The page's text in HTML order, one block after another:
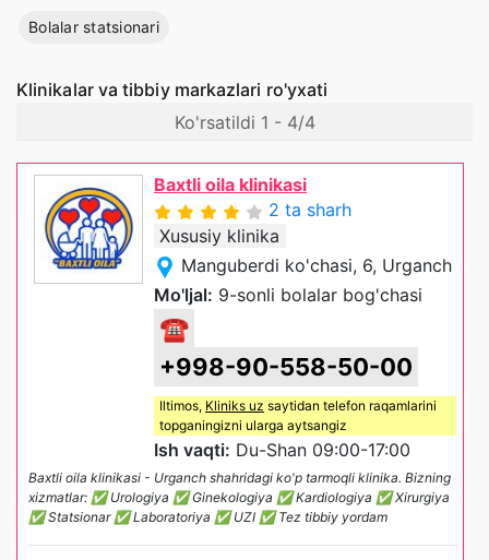
Bolalar statsionari
Klinikalar va tibbiy markazlari ro'yxati
Ko'rsatildi 1 - 4/4
Baxtli oila klinikasi
2 ta sharh
Xususiy klinika
Manguberdi ko'chasi, 6, Urganch
Mo'ljal: 9-sonli bolalar bog'chasi
☎
+998-90-558-50-00
Iltimos, Kliniks uz saytidan telefon raqamlarini
topganingizni ularga aytsangiz
Ish vaqti: Du-Shan 09:00-17:00
Baxtli oila klinikasi - Urganch shahridagi ko'p tarmoqli klinika. Bizning
xizmatlar: ✅ Urologiya ✅ Ginekologiya ✅ Kardiologiya ✅ Xirurgiya
✅ Statsionar ✅ Laboratoriya ✅ UZI ✅ Tez tibbiy yordam